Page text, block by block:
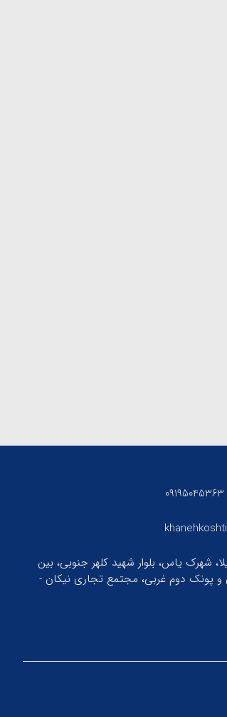
شهرک یاس، بلوار شهید کلهر جنوبی، بین
و پونک دوم غربی، مجتمع تجاری نیکان -